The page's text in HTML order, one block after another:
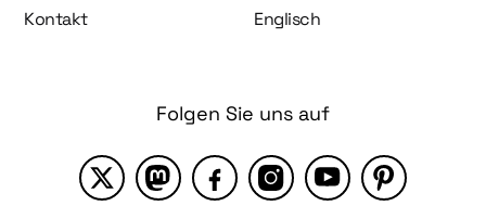
Kontakt Englisch
Folgen Sie uns auf